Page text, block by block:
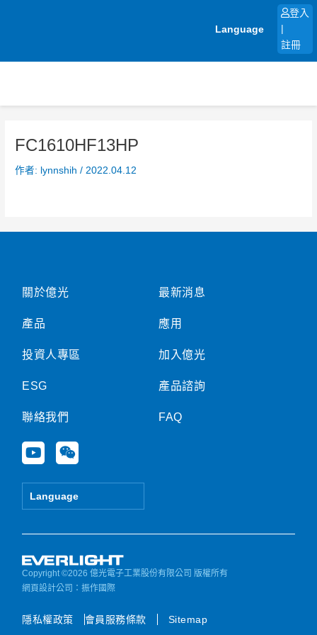
Language
登入
註冊
FC1610HF13HP
作者: lynnshih/ 2022.04.12
關於億光
產品
投資人專區
ESG
聯絡我們
Y
o
u
e
W
e
i
Language
最新消息
應用
加入億光
產品諮詢
FAQ
Copyright ©2026 億光電子工業股份有限公司 版權所有
網頁設計公司 ：振作國際
隱私權政策 會員服務條款 Sitemap